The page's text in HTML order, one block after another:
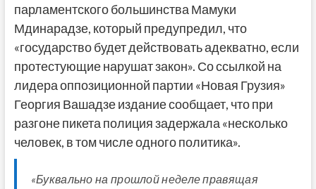
парламентского большинства Мамуки
Мдинарадзе, который предупредил, что
«государство будет действовать адекватно, если
протестующие нарушат закон». Со ссылкой на
лидера оппозиционной партии «Новая Грузия»
Георгия Вашадзе издание сообщает, что при
разгоне пикета полиция задержала «несколько
человек, в том числе одного политика».
«Буквально на прошлой неделе правящая